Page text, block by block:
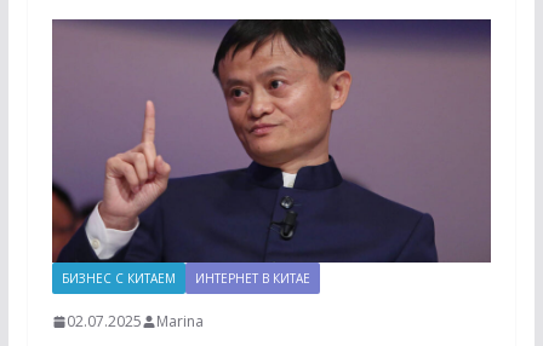
БИЗНЕС С КИТАЕМ ИНТЕРНЕТ В КИТАЕ
02.07.2025 Marina